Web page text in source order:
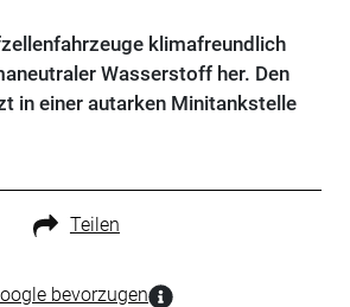
klimafreundlich
Wasserstoff her. Den
in einer autarken Minitankstelle
Teilen
bevorzugen